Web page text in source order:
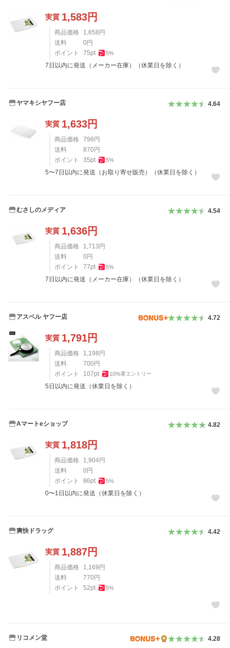
実質 1,583円
商品価格 1,658 円
送料
0 円
ポイント
75pt 5%
7日以内に発送（メーカー在庫）（休業日を除く）
ヤマキシヤフー店 4.64
実質 1,633円
商品価格 798 円
送料
870 円
ポイント
35pt 5%
5〜7日以内に発送（お取り寄せ販売）（休業日を除く）
むさしのメディア 4.54
実質 1,636円
商品価格 1,713 円
送料
0 円
ポイント
77pt 5%
7日以内に発送（メーカー在庫）（休業日を除く）
アスベル ヤフー店 4.72
実質 1,791円
商品価格 1,198 円
送料
700 円
ポイント
107pt 10%要エントリー
5日以内に発送（休業日を除く）
Aマートeショップ 4.82
実質 1,818円
商品価格 1,904円
送料
0 円
ポイント
86pt 5%
0〜1日以内に発送（休業日を除く）
爽快ドラッグ 4.42
実質 1,887円
商品価格 1,169 円
送料
770 円
ポイント
52pt 5%
リコメン堂 4.28